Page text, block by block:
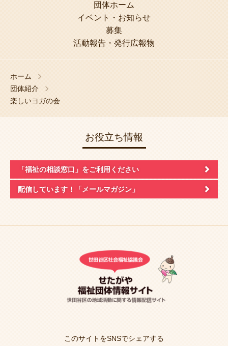
団体ホーム
イベント・お知らせ
募集
活動報告・発行広報物
ホーム
団体紹介
楽しいヨガの会
お役立ち情報
「福祉の相談窓口」 をご利用ください
配信しています！ 「メールマガジン」
このサイトをSNSでシェアする